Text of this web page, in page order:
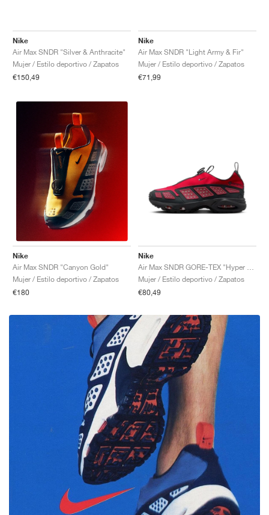
Nike
Air Max SNDR "Silver & Anthracite"
Mujer / Estilo deportivo / Zapatos
€150,49
Nike
Air Max SNDR "Light Army & Fir"
Mujer / Estilo deportivo / Zapatos
€71,99
Nike
Air Max SNDR "Canyon Gold"
Mujer / Estilo deportivo / Zapatos
€180
Nike
Mujer / Estilo deportivo / Zapatos
€80,49